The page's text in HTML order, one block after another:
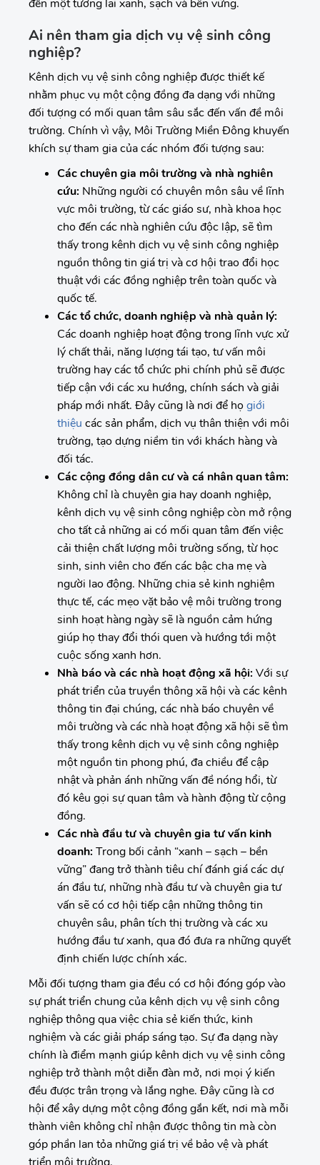
đến một tương lai xanh, sạch và bền vững.
Ai nên tham gia dịch vụ vệ sinh công
nghiệp?
Kênh dịch vụ vệ sinh công nghiệp được thiết kế
nhằm phục vụ một cộng đồng đa dạng với những
đối tượng có mối quan tâm sâu sắc đến vấn đề môi
trường. Chính vì vậy, Môi Trường Miền Đông khuyến
khích sự tham gia của các nhóm đối tượng sau:
Các chuyên gia môi trường và nhà nghiên
cứu: Những người có chuyên môn sâu về lĩnh
vực môi trường, từ các giáo sư, nhà khoa học
cho đến các nhà nghiên cứu độc lập, sẽ tìm
thấy trong kênh dịch vụ vệ sinh công nghiệp
nguồn thông tin giá trị và cơ hội trao đổi học
thuật với các đồng nghiệp trên toàn quốc và
quốc tế.
Các tổ chức, doanh nghiệp và nhà quản lý:
Các doanh nghiệp hoạt động trong lĩnh vực xử
lý chất thải, năng lượng tái tạo, tư vấn môi
trường hay các tổ chức phi chính phủ sẽ được
tiếp cận với các xu hướng, chính sách và giải
pháp mới nhất. Đây cũng là nơi để họ giới
thiệu các sản phẩm, dịch vụ thân thiện với môi
trường, tạo dựng niềm tin với khách hàng và
đối tác.
Các cộng đồng dân cư và cá nhân quan tâm:
Không chỉ là chuyên gia hay doanh nghiệp,
kênh dịch vụ vệ sinh công nghiệp còn mở rộng
cho tất cả những ai có mối quan tâm đến việc
cải thiện chất lượng môi trường sống, từ học
sinh, sinh viên cho đến các bậc cha mẹ và
người lao động. Những chia sẻ kinh nghiệm
thực tế, các mẹo vặt bảo vệ môi trường trong
sinh hoạt hàng ngày sẽ là nguồn cảm hứng
giúp họ thay đổi thói quen và hướng tới một
cuộc sống xanh hơn.
Nhà báo và các nhà hoạt động xã hội: Với sự
phát triển của truyền thông xã hội và các kênh
thông tin đại chúng, các nhà báo chuyên về
môi trường và các nhà hoạt động xã hội sẽ tìm
thấy trong kênh dịch vụ vệ sinh công nghiệp
một nguồn tin phong phú, đa chiều để cập
nhật và phản ánh những vấn đề nóng hổi, từ
đó kêu gọi sự quan tâm và hành động từ cộng
đồng.
Các nhà đầu tư và chuyên gia tư vấn kinh
doanh: Trong bối cảnh “xanh – sạch – bền
vững” đang trở thành tiêu chí đánh giá các dự
án đầu tư, những nhà đầu tư và chuyên gia tư
vấn sẽ có cơ hội tiếp cận những thông tin
chuyên sâu, phân tích thị trường và các xu
hướng đầu tư xanh, qua đó đưa ra những quyết
định chiến lược chính xác.
Mỗi đối tượng tham gia đều có cơ hội đóng góp vào
sự phát triển chung của kênh dịch vụ vệ sinh công
nghiệp thông qua việc chia sẻ kiến thức, kinh
nghiệm và các giải pháp sáng tạo. Sự đa dạng này
chính là điểm mạnh giúp kênh dịch vụ vệ sinh công
nghiệp trở thành một diễn đàn mở, nơi mọi ý kiến
đều được trân trọng và lắng nghe. Đây cũng là cơ
hội để xây dựng một cộng đồng gắn kết, nơi mà mỗi
thành viên không chỉ nhận được thông tin mà còn
góp phần lan tỏa những giá trị về bảo vệ và phát